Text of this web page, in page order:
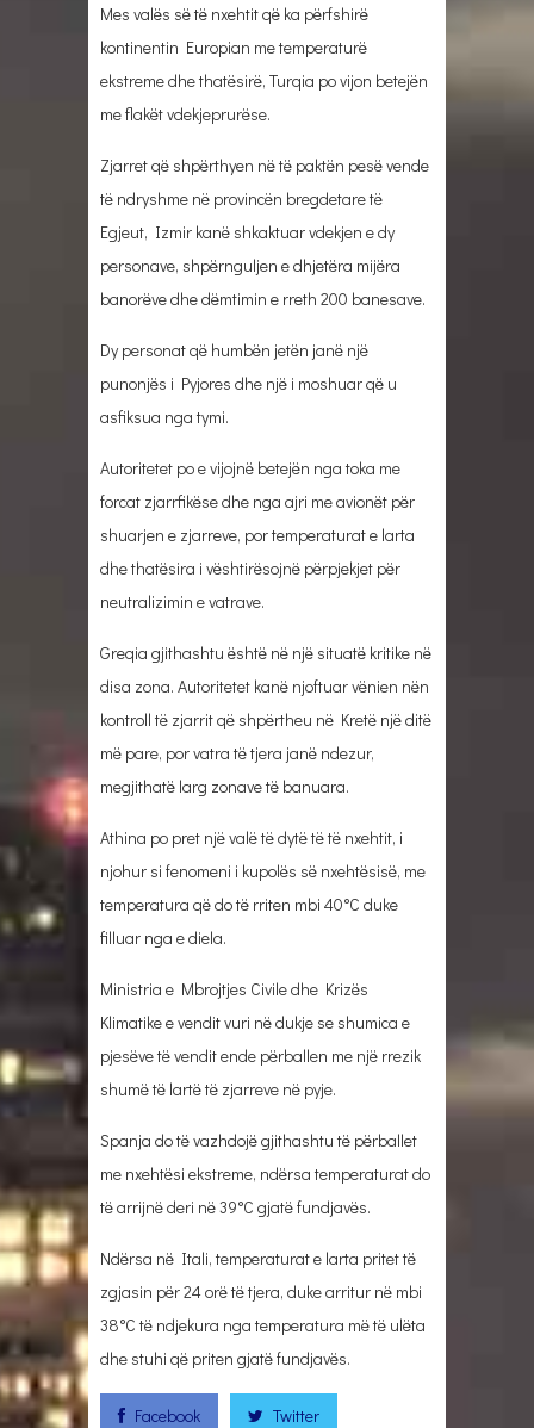
Mes valës së të nxehtit që ka përfshirë
kontinentin Europian me temperaturë
ekstreme dhe thatësirë, Turqia po vijon betejën
me flakët vdekjeprurëse.
Zjarret që shpërthyen në të paktën pesë vende
të ndryshme në provincën bregdetare të
Egjeut, Izmir kanë shkaktuar vdekjen e dy
personave, shpërnguljen e dhjetëra mijëra
banorëve dhe dëmtimin e rreth 200 banesave.
Dy personat që humbën jetën janë një
punonjës i Pyjores dhe një i moshuar që u
asfiksua nga tymi.
Autoritetet po e vijojnë betejën nga toka me
forcat zjarrfikëse dhe nga ajri me avionët për
shuarjen e zjarreve, por temperaturat e larta
dhe thatësira i vështirësojnë përpjekjet për
neutralizimin e vatrave.
Greqia gjithashtu është në një situatë kritike në
disa zona. Autoritetet kanë njoftuar vënien nën
kontroll të zjarrit që shpërtheu në Kretë një ditë
më pare, por vatra të tjera janë ndezur,
megjithatë larg zonave të banuara.
Athina po pret një valë të dytë të të nxehtit, i
njohur si fenomeni i kupolës së nxehtësisë, me
temperatura që do të rriten mbi 40°C duke
filluar nga e diela.
Ministria e Mbrojtjes Civile dhe Krizës
Klimatike e vendit vuri në dukje se shumica e
pjesëve të vendit ende përballen me një rrezik
shumë të lartë të zjarreve në pyje.
Spanja do të vazhdojë gjithashtu të përballet
me nxehtësi ekstreme, ndërsa temperaturat do
të arrijnë deri në 39°C gjatë fundjavës.
Ndërsa në Itali, temperaturat e larta pritet të
zgjasin për 24 orë të tjera, duke arritur në mbi
38°C të ndjekura nga temperatura më të ulëta
dhe stuhi që priten gjatë fundjavës.
Facebook Twitter